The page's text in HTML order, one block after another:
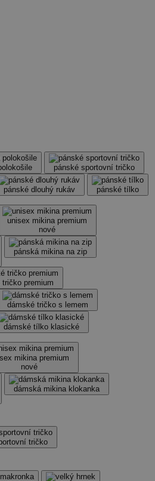
pánské sportovní tričko
pánské dlouhý rukáv pánské tílko
unisex mikina premium
nové
pánská mikina na zip
tričko premium
dámské tričko s lemem
dámské tílko klasické
mikina premium
nové
dámská mikina klokanka
tričko